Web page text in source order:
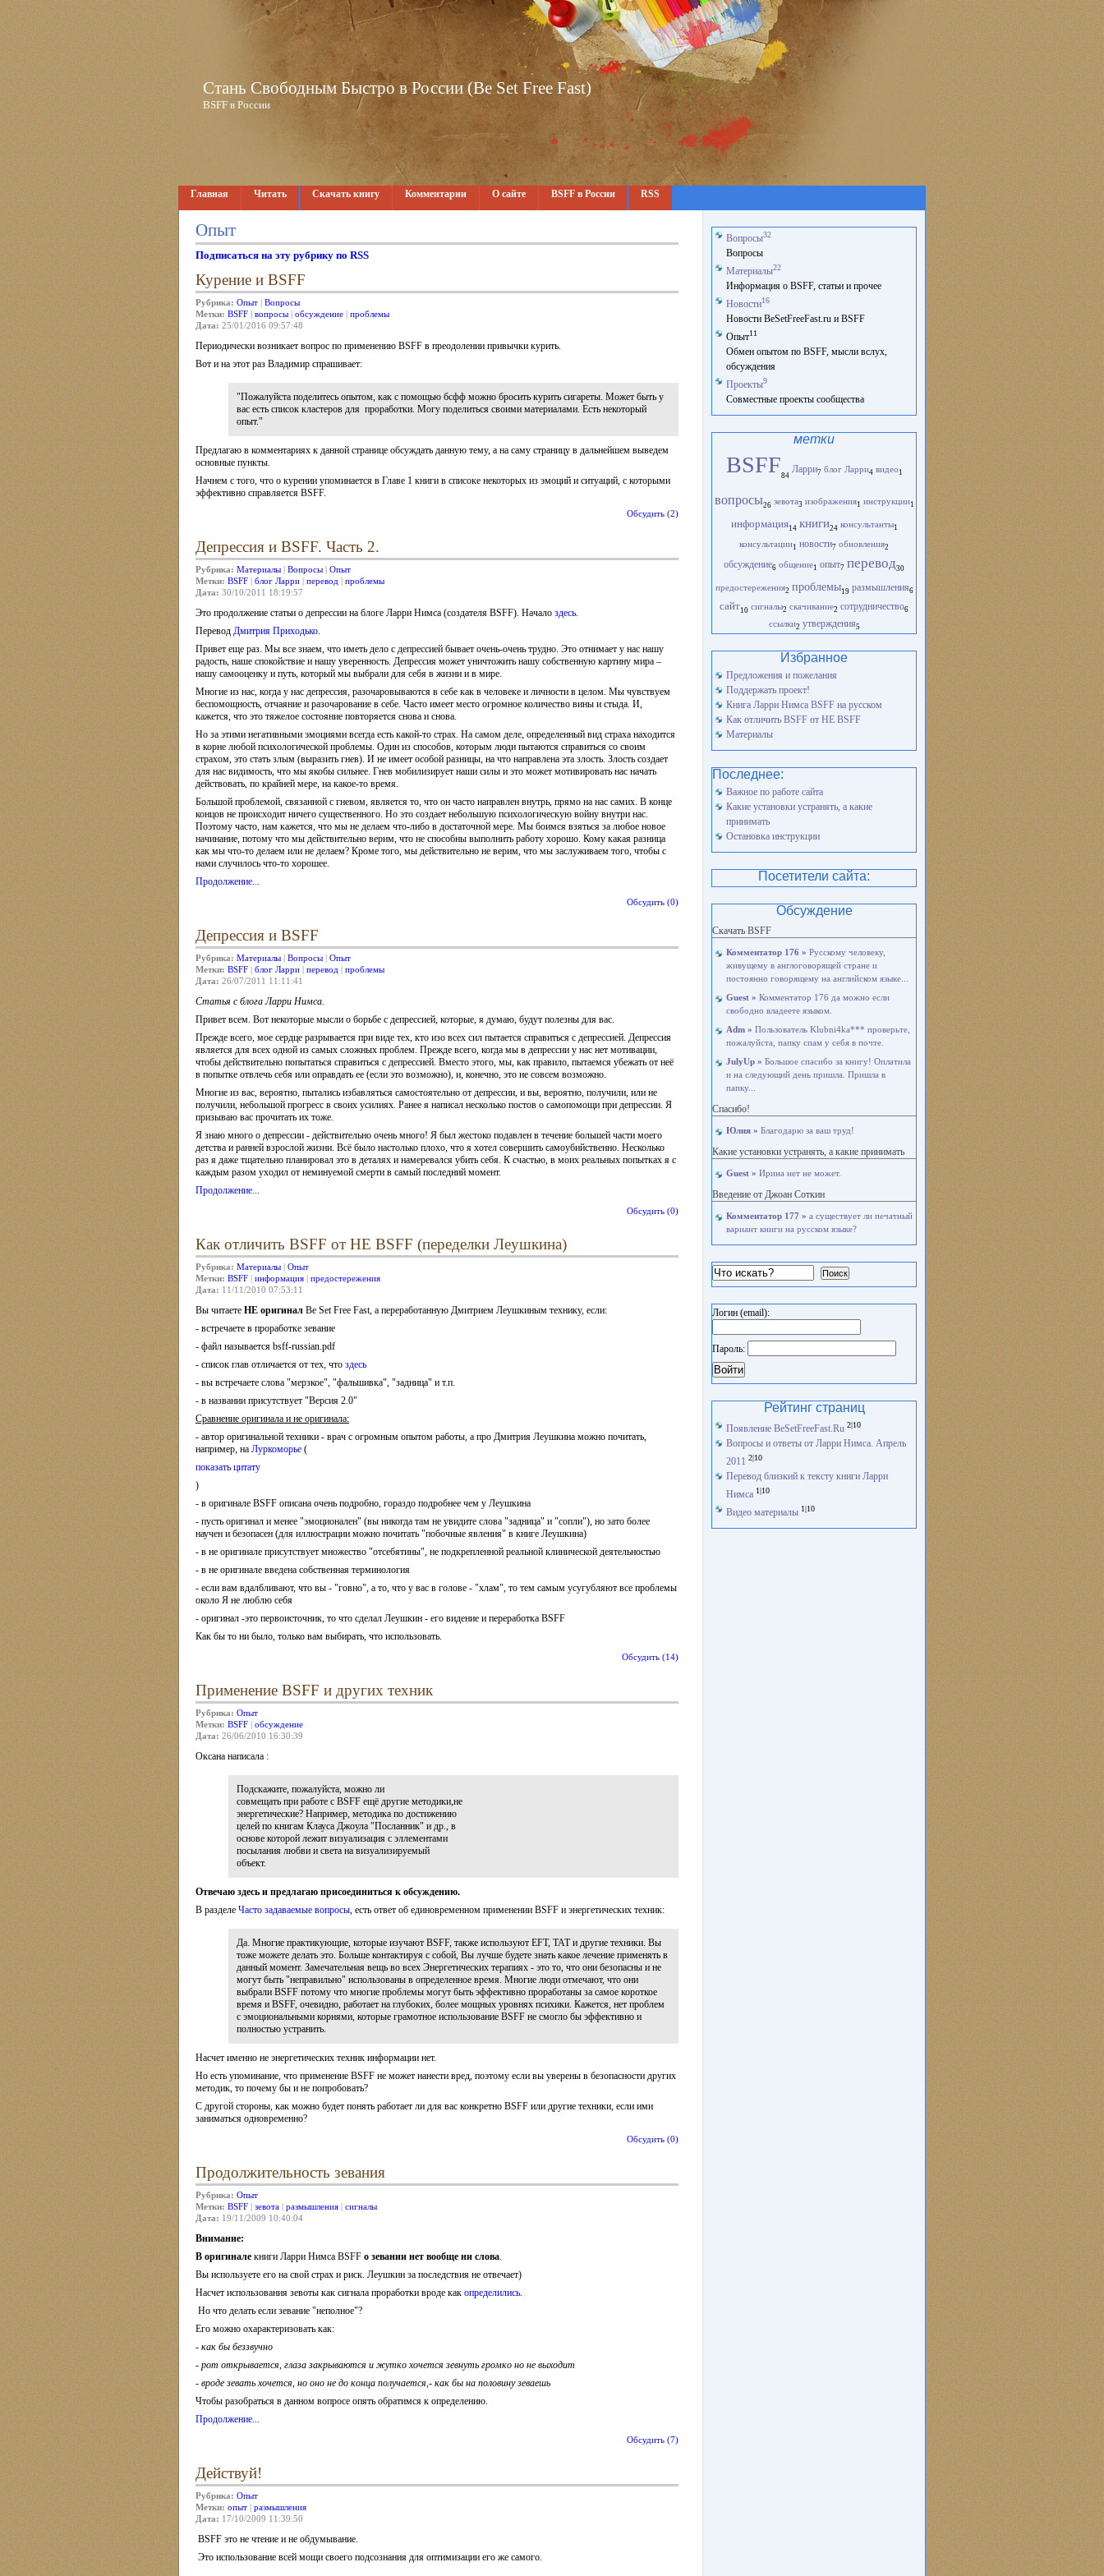
Стань Свободным Быстро в России (Be Set Free Fast)
BSFF в России
Главная Читать Скачать книгу Комментарии О сайте BSFF в России RSS
Опыт
Подписаться на эту рубрику по RSS
Курение и BSFF
Рубрика: Опыт
Вопросы
Метки: BSFF вопросы обсуждение
проблемы
Дата: 25/01/2016 09:57:48
Периодически возникает вопрос по применению BSFF в преодолении привычки курить.
Вот и на этот раз Владимир спрашивает:
"Пожалуйста поделитесь опытом, как с помощью бсфф можно бросить курить сигареты. Может быть у
вас есть список кластеров для проработки. Могу поделиться своими материалами. Есть некоторый
опыт."
Предлагаю в комментариях к данной странице обсуждать данную тему, а на саму страницу в дальнейшем выведем
основные пункты.
Начнем с того, что о курении упоминается в Главе 1 книги в списоке некоторых из эмоций и ситуаций, с которыми
эффективно справляется BSFF.
Обсудить (2)
Депрессия и BSFF. Часть 2.
Рубрика: Материалы Вопросы
Опыт
Метки: BSFF блог Ларри перевод
проблемы
Дата: 30/10/2011 18:19:57
Это продолжение статьи о депрессии на блоге Ларри Нимса (создателя BSFF). Начало здесь.
Перевод Дмитрия Приходько.
Привет еще раз. Мы все знаем, что иметь дело с депрессией бывает очень-очень трудно. Это отнимает у нас нашу
радость, наше спокойствие и нашу уверенность. Депрессия может уничтожить нашу собственную картину мира –
нашу самооценку и путь, который мы выбрали для себя в жизни и в мире.
Многие из нас, когда у нас депрессия, разочаровываются в себе как в человеке и личности в целом. Мы чувствуем
беспомощность, отчаяние и разочарование в себе. Часто имеет место огромное количество вины и стыда. И,
кажется, что это тяжелое состояние повторяется снова и снова.
Но за этими негативными эмоциями всегда есть какой-то страх. На самом деле, определенный вид страха находится
в корне любой психологической проблемы. Один из способов, которым люди пытаются справиться со своим
страхом, это стать злым (выразить гнев). И не имеет особой разницы, на что направлена эта злость. Злость создает
для нас видимость, что мы якобы сильнее. Гнев мобилизирует наши силы и это может мотивировать нас начать
действовать, по крайней мере, на какое-то время.
Большой проблемой, связанной с гневом, является то, что он часто направлен внутрь, прямо на нас самих. В конце
концов не происходит ничего существенного. Но это создает небольшую психологическую войну внутри нас.
Поэтому часто, нам кажется, что мы не делаем что-либо в достаточной мере. Мы боимся взяться за любое новое
начинание, потому что мы действительно верим, что не способны выполнить работу хорошо. Кому какая разница
как мы что-то делаем или не делаем? Кроме того, мы действительно не верим, что мы заслуживаем того, чтобы с
нами случилось что-то хорошее.
Продолжение...
Обсудить (0)
Депрессия и BSFF
Рубрика: Материалы Вопросы
Опыт
Метки: BSFF блог Ларри перевод
проблемы
Дата: 26/07/2011 11:11:41
Статья с блога Ларри Нимса.
Привет всем. Вот некоторые мысли о борьбе с депрессией, которые, я думаю, будут полезны для вас.
Прежде всего, мое сердце разрывается при виде тех, кто изо всех сил пытается справиться с депрессией. Депрессия
является для всех одной из самых сложных проблем. Прежде всего, когда мы в депрессии у нас нет мотивации,
чтобы действительно попытаться справиться с депрессией. Вместо этого, мы, как правило, пытаемся убежать от неё
в попытке отвлечь себя или оправдать ее (если это возможно), и, конечно, это не совсем возможно.
Многие из вас, вероятно, пытались избавляться самостоятельно от депрессии, и вы, вероятно, получили, или не
получили, небольшой прогресс в своих усилиях. Ранее я написал несколько постов о самопомощи при депрессии. Я
призываю вас прочитать их тоже.
Я знаю много о депрессии - действительно очень много! Я был жестоко подавлен в течение большей части моего
детства и ранней взрослой жизни. Всё было настолько плохо, что я хотел совершить самоубийственно. Несколько
раз я даже тщательно планировал это в деталях и намеревался убить себя. К счастью, в моих реальных попытках я с
каждым разом уходил от неминуемой смерти в самый последний момент.
Продолжение...
Обсудить (0)
Как отличить BSFF от НЕ BSFF (переделки Леушкина)
Рубрика: Материалы
Опыт
Метки: BSFF информация
предостережения
Дата: 11/11/2010 07:53:11
Вы читаете НЕ оригинал Be Set Free Fast, а переработанную Дмитрием Леушкиным технику, если:
- встречаете в проработке зевание
- файл называется bsff-russian.pdf
- список глав отличается от тех, что здесь
- вы встречаете слова "мерзкое", "фальшивка", "задница" и т.п.
- в названии присутствует "Версия 2.0"
Сравнение оригинала и не оригинала:
- автор оригинальной техники - врач с огромным опытом работы, а про Дмитрия Леушкина можно почитать,
например, на Луркоморье (
показать цитату
)
- в оригинале BSFF описана очень подробно, гораздо подробнее чем у Леушкина
- пусть оригинал и менее "эмоционален" (вы никогда там не увидите слова "задница" и "сопли"), но зато более
научен и безопасен (для иллюстрации можно почитать "побочные явления" в книге Леушкина)
- в не оригинале присутствует множество "отсебятины", не подкрепленной реальной клинической деятельностью
- в не оригинале введена собственная терминология
- если вам вдалбливают, что вы - "говно", а то, что у вас в голове - "хлам", то тем самым усугубляют все проблемы
около Я не люблю себя
- оригинал -это первоисточник, то что сделал Леушкин - его видение и переработка BSFF
Как бы то ни было, только вам выбирать, что использовать.
Обсудить (14)
Применение BSFF и других техник
Рубрика: Опыт
Метки: BSFF
обсуждение
Дата: 26/06/2010 16:30:39
Оксана написала :
Подскажите, пожалуйста, можно ли
совмещать при работе с BSFF ещё другие методики,не
энергетические? Например, методика по достижению
целей по книгам Клауса Джоула "Посланник" и др., в
основе которой лежит визуализация с эллементами
посылания любви и света на визуализируемый
объект.
Отвечаю здесь и предлагаю присоединиться к обсуждению.
В разделе Часто задаваемые вопросы, есть ответ об единовременном применении BSFF и энергетических техник:
Да. Многие практикующие, которые изучают BSFF, также используют EFT, TAT и другие техники. Вы
тоже можете делать это. Больше контактируя с собой, Вы лучше будете знать какое лечение применять в
данный момент. Замечательная вещь во всех Энергетических терапиях - это то, что они безопасны и не
могут быть "неправильно" использованы в определенное время. Многие люди отмечают, что они
выбрали BSFF потому что многие проблемы могут быть эффективно проработаны за самое короткое
время и BSFF, очевидно, работает на глубоких, более мощных уровнях психики. Кажется, нет проблем
с эмоциональными корнями, которые грамотное использование BSFF не смогло бы эффективно и
полностью устранить.
Насчет именно не энергетических техник информации нет.
Но есть упоминание, что применение BSFF не может нанести вред, поэтому если вы уверены в безопасности других
методик, то почему бы и не попробовать?
С другой стороны, как можно будет понять работает ли для вас конкретно BSFF или другие техники, если ими
заниматься одновременно?
Обсудить (0)
Продолжительность зевания
Рубрика: Опыт
Метки: BSFF зевота размышления
сигналы
Дата: 19/11/2009 10:40:04
Внимание:
В оригинале книги Ларри Нимса BSFF о зевании нет вообще ни слова.
Вы используете его на свой страх и риск. Леушкин за последствия не отвечает)
Насчет использования зевоты как сигнала проработки вроде как определились.
Но что делать если зевание "неполное"?
Его можно охарактеризовать как:
- как бы беззвучно
- рот открывается, глаза закрываются и жутко хочется зевнуть громко но не выходит
- вроде зевать хочется, но оно не до конца получается,- как бы на половину зеваешь
Чтобы разобраться в данном вопросе опять обратимся к определению.
Продолжение...
Обсудить (7)
Действуй!
Рубрика: Опыт
Метки: опыт
размышления
Дата: 17/10/2009 11:39:50
BSFF это не чтение и не обдумывание.
Это использование всей мощи своего подсознания для оптимизации его же самого.
Вопросы32
Вопросы
Материалы22
Информация о BSFF, статьи и прочее
Новости16
Новости BeSetFreeFast.ru и BSFF
Опыт11
Обмен опытом по BSFF, мысли вслух,
обсуждения
Проекты9
Совместные проекты сообщества
метки
BSFF84
Ларри7 блог Ларри4 видео 1
вопросы26 зевота3 изображения1 инструкции1
информация14 книги24 консультанты1
консультации1 новости7 обновления2
обсуждение6 общение1 опыт7 перевод30
предостережения2 проблемы19 размышления6
сайт10 сигналы2 скачивание2 сотрудничество6
ссылки2 утверждения5
Избранное
Предложения и пожелания
Поддержать проект!
Книга Ларри Нимса BSFF на русском
Как отличить BSFF от НЕ BSFF
Материалы
Последнее:
Важное по работе сайта
Какие установки устранять, а какие
принимать
Остановка инструкции
Посетители сайта:
Обсуждение
Скачать BSFF
Комментатор 176 » Русскому человеку,
живущему в англоговорящей стране и
постоянно говорящему на английском языке...
Guest » Комментатор 176 да можно если
свободно владеете языком.
Adm » Пользователь Klubni4ka*** проверьте,
пожалуйста, папку спам у себя в почте.
JulyUp » Большое спасибо за книгу! Оплатила
и на следующий день пришла. Пришла в
папку...
Спасибо!
Юлия » Благодарю за ваш труд!
Какие установки устранять, а какие принимать
Guest » Ирина нет не может.
Введение от Джоан Соткин
Комментатор 177 » а существует ли печатный
вариант книги на русском языке?
Поиск
Логин (email):
Пароль:
Войти
Рейтинг страниц
Появление BeSetFreeFast.Ru 2|10
Вопросы и ответы от Ларри Нимса. Апрель
2011 2|10
Перевод близкий к тексту книги Ларри
Нимса 1|10
Видео материалы 1|10